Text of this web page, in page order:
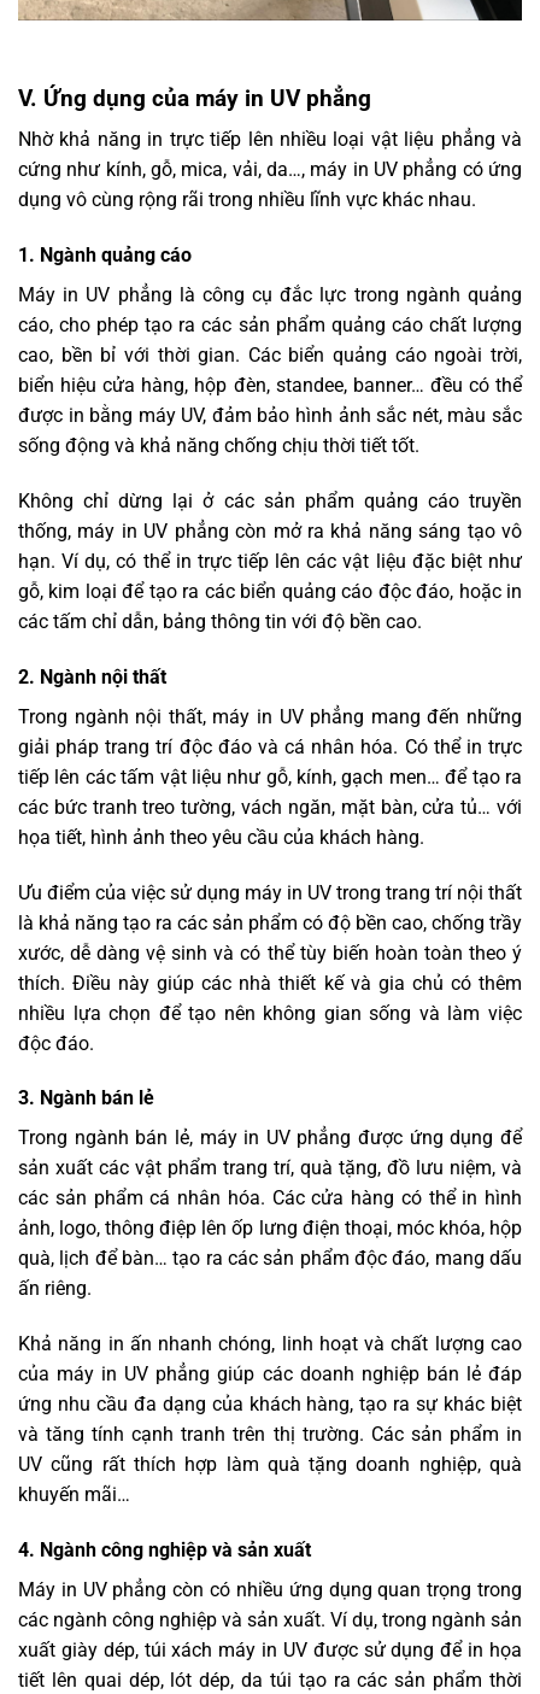
V. Ứng dụng của máy in UV phẳng
Nhờ khả năng in trực tiếp lên nhiều loại vật liệu phẳng và
cứng như kính, gỗ, mica, vải, da…, máy in UV phẳng có ứng
dụng vô cùng rộng rãi trong nhiều lĩnh vực khác nhau.
1. Ngành quảng cáo
Máy in UV phẳng là công cụ đắc lực trong ngành quảng
cáo, cho phép tạo ra các sản phẩm quảng cáo chất lượng
cao, bền bỉ với thời gian. Các biển quảng cáo ngoài trời,
biển hiệu cửa hàng, hộp đèn, standee, banner… đều có thể
được in bằng máy UV, đảm bảo hình ảnh sắc nét, màu sắc
sống động và khả năng chống chịu thời tiết tốt.
Không chỉ dừng lại ở các sản phẩm quảng cáo truyền
thống, máy in UV phẳng còn mở ra khả năng sáng tạo vô
hạn. Ví dụ, có thể in trực tiếp lên các vật liệu đặc biệt như
gỗ, kim loại để tạo ra các biển quảng cáo độc đáo, hoặc in
các tấm chỉ dẫn, bảng thông tin với độ bền cao.
2. Ngành nội thất
Trong ngành nội thất, máy in UV phẳng mang đến những
giải pháp trang trí độc đáo và cá nhân hóa. Có thể in trực
tiếp lên các tấm vật liệu như gỗ, kính, gạch men… để tạo ra
các bức tranh treo tường, vách ngăn, mặt bàn, cửa tủ… với
họa tiết, hình ảnh theo yêu cầu của khách hàng.
Ưu điểm của việc sử dụng máy in UV trong trang trí nội thất
là khả năng tạo ra các sản phẩm có độ bền cao, chống trầy
xước, dễ dàng vệ sinh và có thể tùy biến hoàn toàn theo ý
thích. Điều này giúp các nhà thiết kế và gia chủ có thêm
nhiều lựa chọn để tạo nên không gian sống và làm việc
độc đáo.
3. Ngành bán lẻ
Trong ngành bán lẻ, máy in UV phẳng được ứng dụng để
sản xuất các vật phẩm trang trí, quà tặng, đồ lưu niệm, và
các sản phẩm cá nhân hóa. Các cửa hàng có thể in hình
ảnh, logo, thông điệp lên ốp lưng điện thoại, móc khóa, hộp
quà, lịch để bàn… tạo ra các sản phẩm độc đáo, mang dấu
ấn riêng.
Khả năng in ấn nhanh chóng, linh hoạt và chất lượng cao
của máy in UV phẳng giúp các doanh nghiệp bán lẻ đáp
ứng nhu cầu đa dạng của khách hàng, tạo ra sự khác biệt
và tăng tính cạnh tranh trên thị trường. Các sản phẩm in
UV cũng rất thích hợp làm quà tặng doanh nghiệp, quà
khuyến mãi…
4. Ngành công nghiệp và sản xuất
Máy in UV phẳng còn có nhiều ứng dụng quan trọng trong
các ngành công nghiệp và sản xuất. Ví dụ, trong ngành sản
xuất giày dép, túi xách máy in UV được sử dụng để in họa
tiết lên quai dép, lót dép, da túi tạo ra các sản phẩm thời